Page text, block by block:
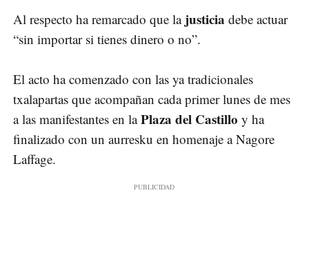
Al respecto ha remarcado que la justicia debe actuar
“sin importar si tienes dinero o no”.
El acto ha comenzado con las ya tradicionales
txalapartas que acompañan cada primer lunes de mes
a las manifestantes en laPlaza del Castillo y ha
finalizado con un aurresku en homenaje a Nagore
Laffage.